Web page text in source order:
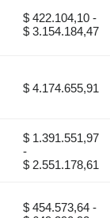
$ 422.104,10 -
$ 3.154.184,47
$ 4.174.655,91
$ 1.391.551,97
-
$ 2.551.178,61
$ 454.573,64 -